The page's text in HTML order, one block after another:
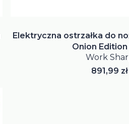
Elektryczna ostrzałka do
Onion Edition
Work
Cena
891,99 zł